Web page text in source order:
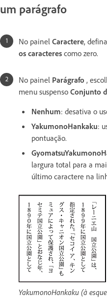
um parágrafo
No painel Caractere,
os caracteres como zero.
No painel Parágrafo ,
menu suspenso Conjunto
Nenhum: desativa o
YakumonoHankaku:
pontuação.
largura total para a
último caractere na
YakumonoHankaku (à